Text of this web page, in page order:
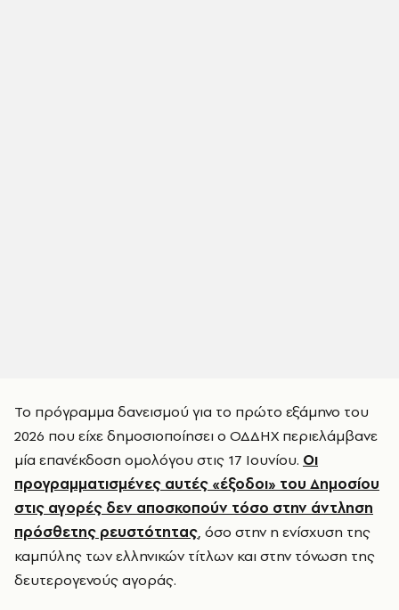
Το πρόγραμμα δανεισμού για το πρώτο εξάμηνο του
2026 που είχε δημοσιοποίησει ο ΟΔΔΗΧ περιελάμβανε
μία επανέκδοση ομολόγου στις 17 Ιουνίου. Οι
προγραμματισμένες αυτές «έξοδοι» του Δημοσίου
στις αγορές δεν αποσκοπούν τόσο στην άντληση
πρόσθετης ρευστότητας, όσο στην η ενίσχυση της
καμπύλης των ελληνικών τίτλων και στην τόνωση της
δευτερογενούς αγοράς.